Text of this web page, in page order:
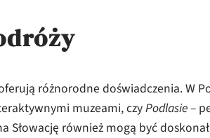
różnorodne doświadczenia. W
muzeami, czyPodlasie–
Słowację również mogą być